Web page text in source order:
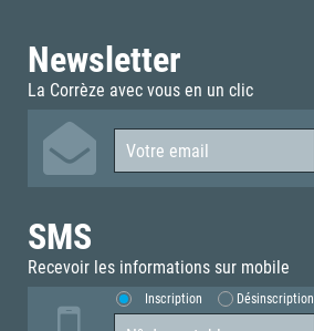
Newsletter
La Corrèze avec vous en un clic
SMS
Recevoir les informations sur mobile
Inscription Désinscription